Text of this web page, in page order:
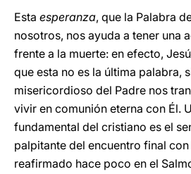
Esta esperanza, que la Palabra
nosotros, nos ayuda a tener una
frente a la muerte: en efecto,
que esta no es la última palabra,
misericordioso del Padre nos
vivir en comunión eterna con Él.
fundamental del cristiano es el
palpitante del encuentro final
reafirmado hace poco en el